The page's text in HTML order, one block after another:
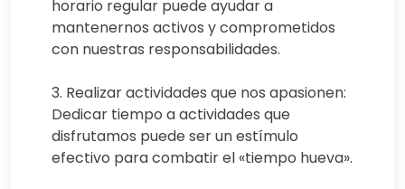
horario regular puede ayudar a
mantenernos activos y comprometidos
con nuestras responsabilidades.
3. Realizar actividades que nos apasionen:
Dedicar tiempo a actividades que
disfrutamos puede ser un estímulo
efectivo para combatir el «tiempo hueva».